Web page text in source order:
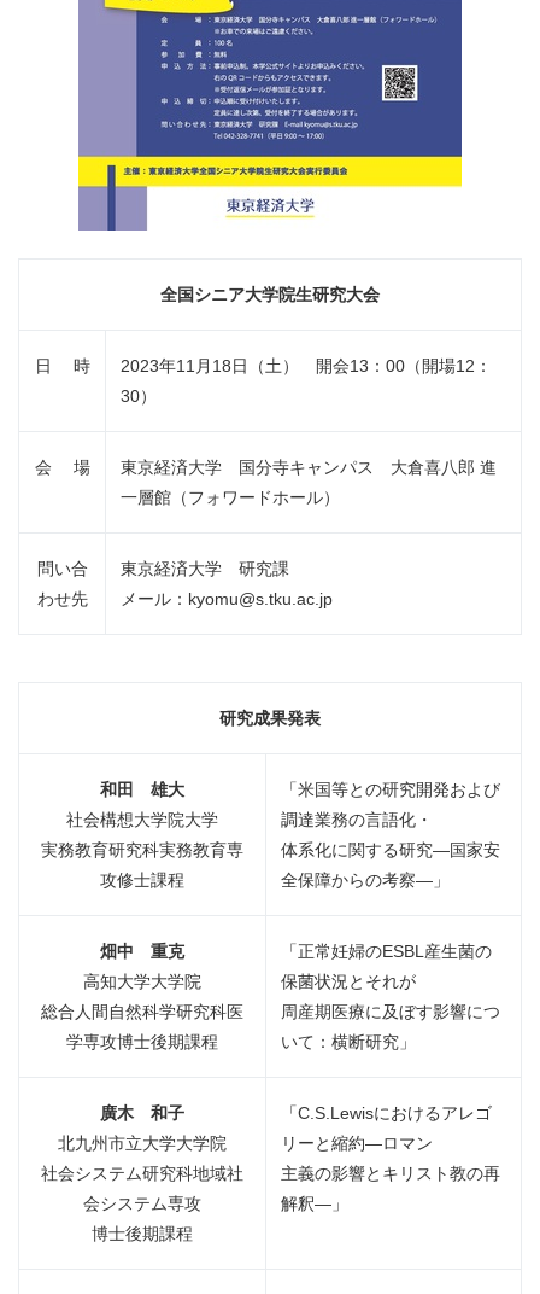
全国シニア大学院生研究大会
日 時
2023年11月18日（土） 開会13：00（開場12：
30）
会 場
東京経済大学 国分寺キャンパス 大倉喜八郎 進
一層館（フォワードホール）
問い合
わせ先
東京経済大学 研究課
メール：kyomu@s.tku.ac.jp
研究成果発表
和田 雄大
社会構想大学院大学
実務教育研究科実務教育専
攻修士課程
「米国等との研究開発および
調達業務の言語化・
体系化に関する研究―国家安
全保障からの考察―」
畑中 重克
高知大学大学院
総合人間自然科学研究科医
学専攻博士後期課程
「正常妊婦のESBL産生菌の
保菌状況とそれが
周産期医療に及ぼす影響につ
いて：横断研究」
廣木 和子
北九州市立大学大学院
社会システム研究科地域社
会システム専攻
博士後期課程
「C.S.Lewisにおけるアレゴ
リーと縮約―ロマン
主義の影響とキリスト教の再
解釈―」